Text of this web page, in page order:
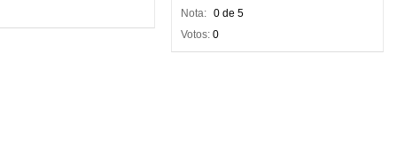
Nota: 0 de 5
Votos: 0